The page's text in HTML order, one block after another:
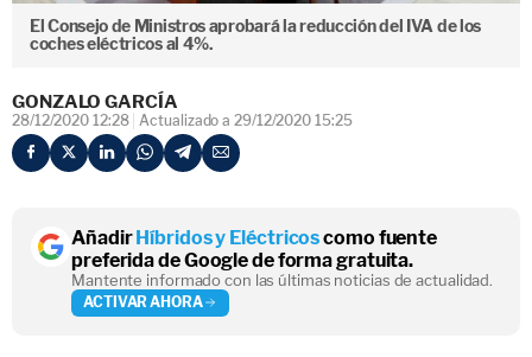
El Consejo de Ministros aprobará la reducción del IVA de los
coches eléctricos al 4%.
GONZALO GARCÍA
28/12/2020 12:28 Actualizado a 29/12/2020 15:25
AñadirHíbridos y Eléctricoscomo fuente
preferida de Google de forma gratuita.
Mantente informado con las últimas noticias de actualidad.
ACTIVAR AHORA